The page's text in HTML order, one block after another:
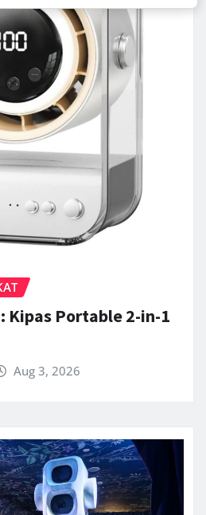
Kipas Portable 2-in-1
Aug 3, 2026